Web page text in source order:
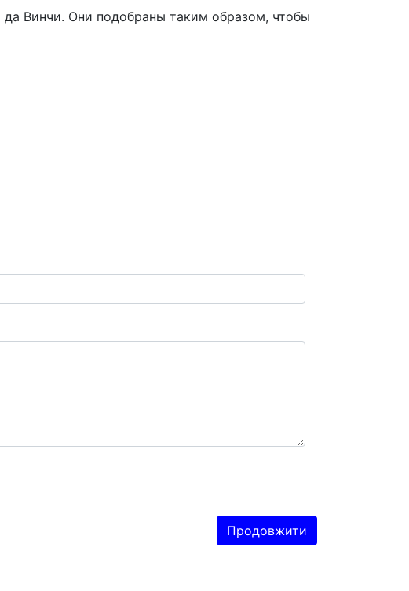
Винчи. Они подобраны таким образом, чтобы
Продовжити